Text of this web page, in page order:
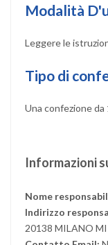
Modalità
Leggere le
Tipo di
Una confezione da
Informazioni
Nome
Indirizzo
20138 MILANO MI